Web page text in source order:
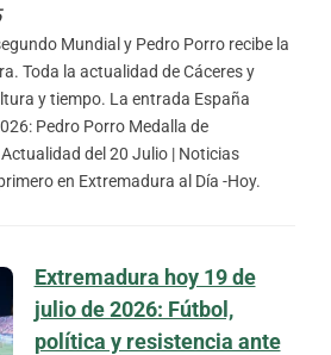
Mundial y Pedro Porro recibe la
Toda la actualidad de Cáceres y
y tiempo. La entrada España
Pedro Porro Medalla de
del 20 Julio | Noticias
en Extremadura al Día -Hoy.
Extremadura hoy 19 de
julio de 2026: Fútbol,
política y resistencia ante